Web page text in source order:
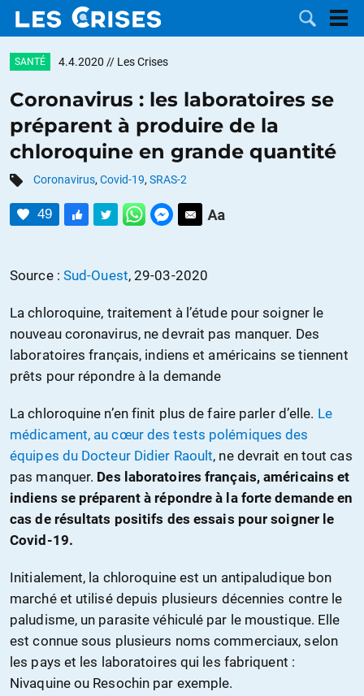
LES
DOSSIERS
CATÉGORIES
MOTS CLÉS
DON
SANTÉ 4.4.2020 // Les Crises
Coronavirus : les laboratoires se
préparent à produire de la
chloroquine en grande quantité
Coronavirus, Covid-19, SRAS-2
49
Source : Sud-Ouest, 29-03-2020
La chloroquine, traitement à l’étude pour soigner le
nouveau coronavirus, ne devrait pas manquer. Des
laboratoires français, indiens et américains se tiennent
prêts pour répondre à la demande
La chloroquine n’en finit plus de faire parler d’elle. Le
médicament, au cœur des tests polémiques des
équipes du Docteur Didier Raoult, ne devrait en tout cas
pas manquer. Des laboratoires français, américains et
indiens se préparent à répondre à la forte demande en
cas de résultats positifs des essais pour soigner le
Covid-19.
Initialement, la chloroquine est un antipaludique bon
marché et utilisé depuis plusieurs décennies contre le
paludisme, un parasite véhiculé par le moustique. Elle
est connue sous plusieurs noms commerciaux, selon
les pays et les laboratoires qui les fabriquent :
Nivaquine ou Resochin par exemple.